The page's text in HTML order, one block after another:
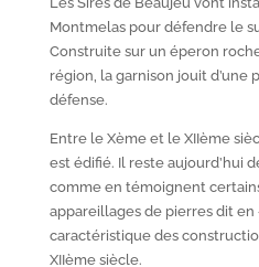
Montmelas pour défendre le
Construite sur un éperon
région, la garnison jouit d’une
défense.
Entre le Xèmeet le XIIème
est édifié. Il reste aujourd’hui
comme en témoignent
appareillages de pierres dit en
caractéristique des
XIIèmesiècle.